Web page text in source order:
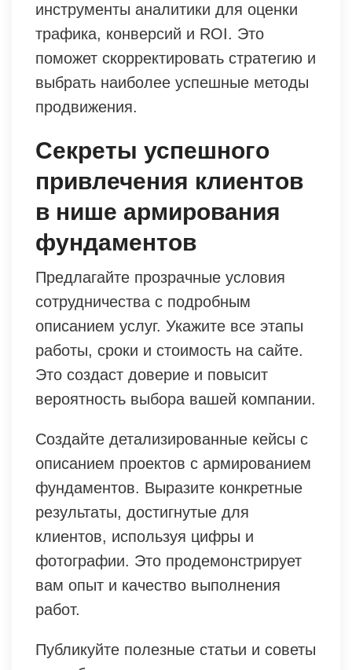
инструменты аналитики для оценки
трафика, конверсий и ROI. Это
поможет скорректировать стратегию и
выбрать наиболее успешные методы
продвижения.
Секреты успешного
привлечения клиентов
в нише армирования
фундаментов
Предлагайте прозрачные условия
сотрудничества с подробным
описанием услуг. Укажите все этапы
работы, сроки и стоимость на сайте.
Это создаст доверие и повысит
вероятность выбора вашей компании.
Создайте детализированные кейсы с
описанием проектов с армированием
фундаментов. Выразите конкретные
результаты, достигнутые для
клиентов, используя цифры и
фотографии. Это продемонстрирует
вам опыт и качество выполнения
работ.
Публикуйте полезные статьи и советы